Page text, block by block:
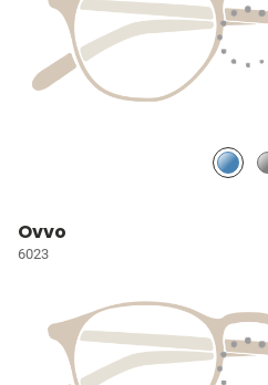
Ovvo
6023